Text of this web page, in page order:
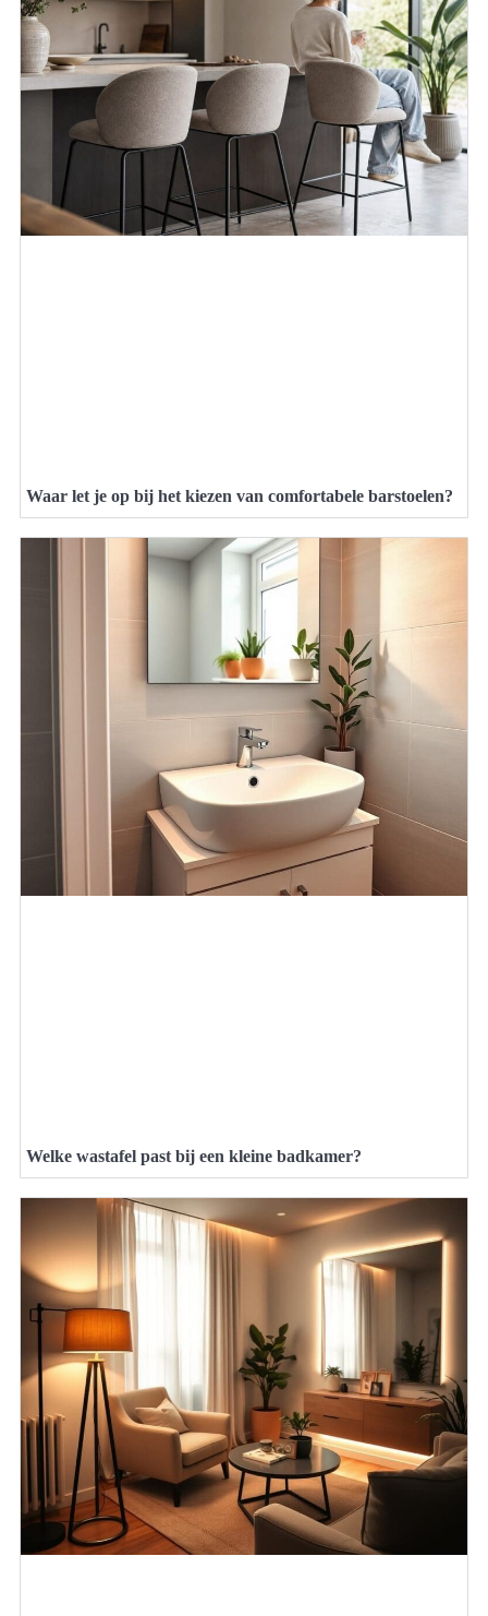
Waar let je op bij het kiezen van comfortabele barstoelen?
Welke wastafel past bij een kleine badkamer?